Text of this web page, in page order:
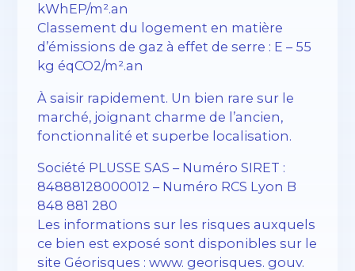
kWhEP/m².an
Classement du logement en matière
d’émissions de gaz à effet de serre : E – 55
kg éqCO2/m².an
À saisir rapidement. Un bien rare sur le
marché, joignant charme de l’ancien,
fonctionnalité et superbe localisation.
Société PLUSSE SAS – Numéro SIRET :
84888128000012 – Numéro RCS Lyon B
848 881 280
Les informations sur les risques auxquels
ce bien est exposé sont disponibles sur le
site Géorisques : www. georisques. gouv.